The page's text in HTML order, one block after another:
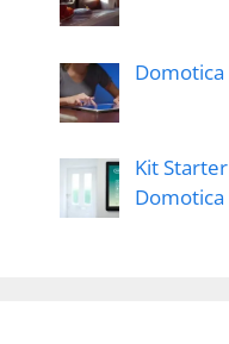
Domotica
Kit